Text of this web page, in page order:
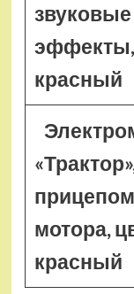
звуковые
эффекты,
красный
мотора,
красный